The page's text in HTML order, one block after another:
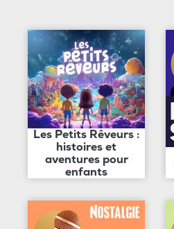
Les Petits Rêveurs :
histoires et
aventures pour
enfants